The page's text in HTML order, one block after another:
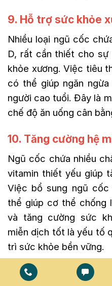
9. Hỗ trợ sức khỏe
Nhiều loại ngũ cốc
D, rất cần thiết cho
khỏe xương. Việc tiêu
có thể giúp ngăn
người cao tuổi. Đây là
chế độ ăn uống cân
10. Tăng cường hệ
Ngũ cốc chứa nhiều
vitamin thiết yếu giúp
Việc bổ sung ngũ
thể giúp cơ thể chống
và tăng cường sức
miễn dịch tốt là yếu tố
trì sức khỏe bền vững.